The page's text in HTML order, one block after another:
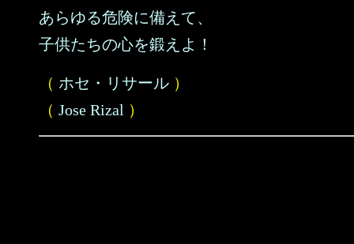
あらゆる危険に備えて、
子供たちの心を鍛えよ！
（ ホセ・リサール ）
（ Jose Rizal ）